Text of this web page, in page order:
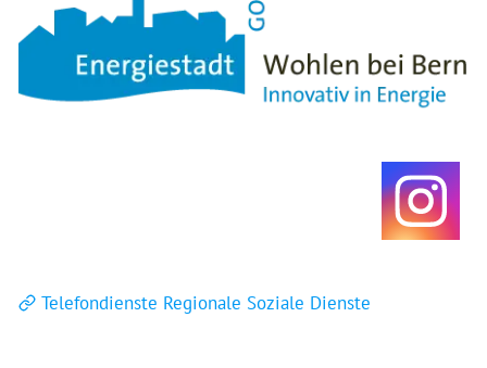
Telefondienste Regionale Soziale Dienste